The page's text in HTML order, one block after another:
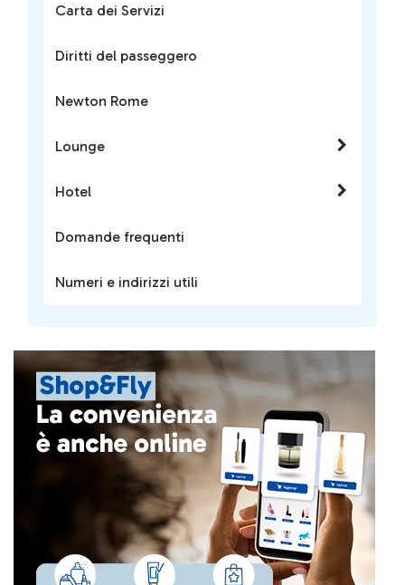
Carta dei Servizi
Diritti del passeggero
Newton Rome
Lounge
Hotel
Domande frequenti
Numeri e indirizzi utili